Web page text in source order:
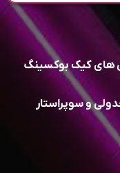
وزن های کیک بوکسینگ